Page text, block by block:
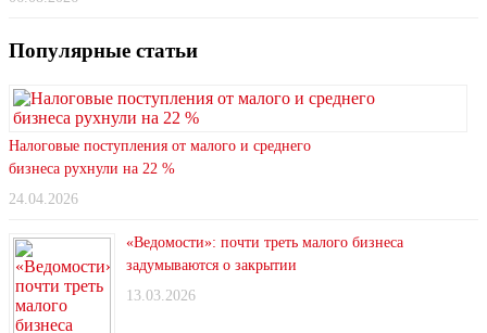
Популярные статьи
Налоговые поступления от малого и среднего
бизнеса рухнули на 22 %
24.04.2026
«Ведомости»: почти треть малого бизнеса
задумываются о закрытии
13.03.2026